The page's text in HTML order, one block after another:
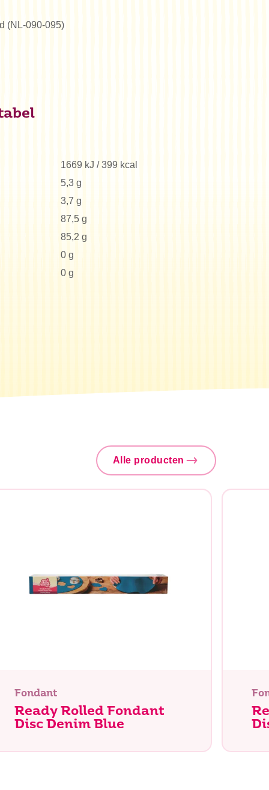
(NL-090-095)
1669 kJ / 399 kcal
5,3 g
3,7 g
87,5 g
85,2 g
0 g
0 g
Alle producten
Fondant
Ready Rolled Fondant
Disc Denim Blue